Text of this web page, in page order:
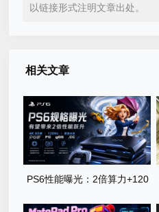
以链接形式注明文章出处。
相关文章
PS6性能曝光：2倍算力+120